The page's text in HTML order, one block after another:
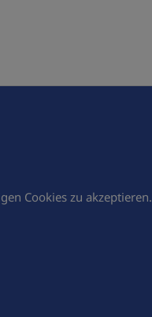
Cookies zu akzeptieren.